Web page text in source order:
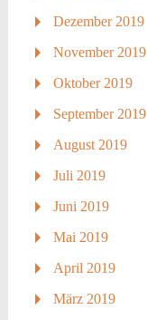
Dezember 2019
November 2019
Oktober 2019
September 2019
August 2019
Juli 2019
Juni 2019
Mai 2019
April 2019
März 2019